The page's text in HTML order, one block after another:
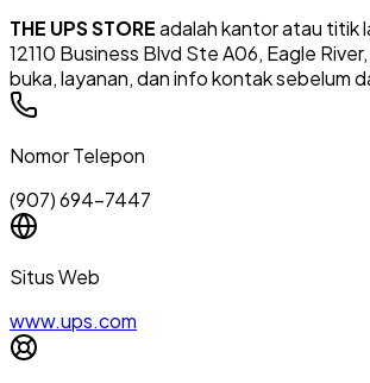
THE UPS STOREadalah kantor atau titik
12110 Business Blvd Ste A06, Eagle
buka, layanan, dan info kontak sebelum
Nomor Telepon
(907) 694-7447
Situs Web
www.ups.com